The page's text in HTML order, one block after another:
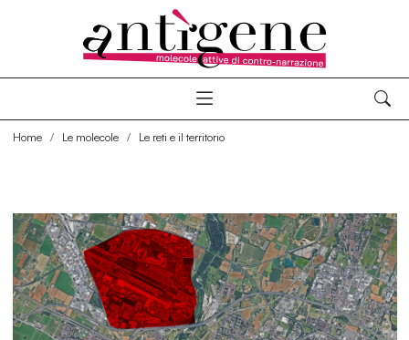
Home Le molecole Le reti e il territorio